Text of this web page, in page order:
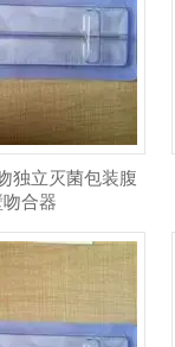
独立灭菌包装​腹
吻合器